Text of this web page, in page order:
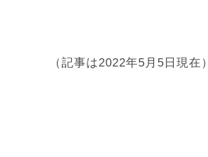
（記事は2022年5月5日現在）